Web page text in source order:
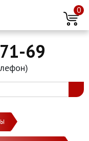
0
69